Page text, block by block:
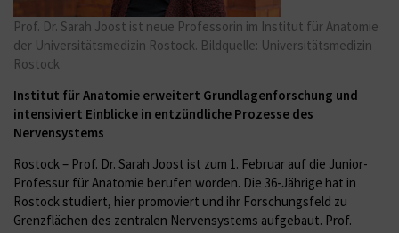
Prof. Dr. Sarah Joost ist neue Professorin im Institut für Anatomie
der Universitätsmedizin Rostock. Bildquelle: Universitätsmedizin
Rostock
Institut für Anatomie erweitert Grundlagenforschung und
intensiviert Einblicke in entzündliche Prozesse des
Nervensystems
Rostock – Prof. Dr. Sarah Joost ist zum 1. Februar auf die Junior-
Professur für Anatomie berufen worden. Die 36-Jährige hat in
Rostock studiert, hier promoviert und ihr Forschungsfeld zu
Grenzflächen des zentralen Nervensystems aufgebaut. Prof.